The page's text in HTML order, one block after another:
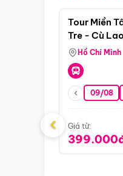
Tour Miền
Tre - Cù
Hồ Chí Minh
09/08
Giá từ:
‹